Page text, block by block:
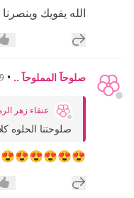
الله يقويك
إضافة رد جديد
صلوحآ المملوحآ .. • 9 سنوات
عنقاء زهر
صلوحتنا
إضافة رد جديد